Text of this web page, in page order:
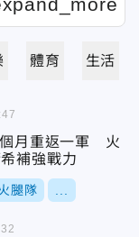
體育 生活
個月重返一軍 火
補強戰力
腿隊